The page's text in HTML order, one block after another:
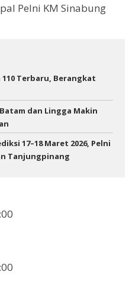
Pelni KM Sinabung
Terbaru, Berangkat
dan Lingga Makin
17–18 Maret 2026, Pelni
Tanjungpinang